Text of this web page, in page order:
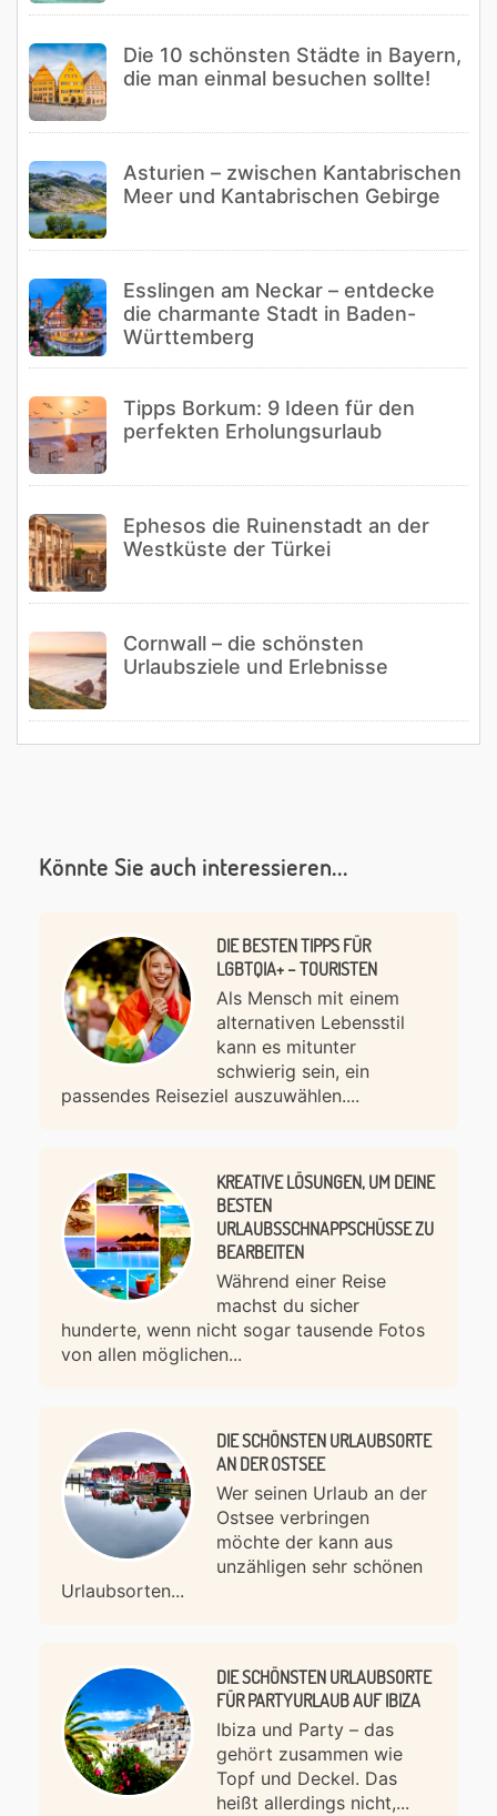
Die 10 schönsten Städte in Bayern,
die man einmal besuchen sollte!
Asturien – zwischen Kantabrischen
Meer und Kantabrischen Gebirge
Esslingen am Neckar – entdecke
die charmante Stadt in Baden-
Württemberg
Tipps Borkum: 9 Ideen für den
perfekten Erholungsurlaub
Ephesos die Ruinenstadt an der
Westküste der Türkei
Cornwall – die schönsten
Urlaubsziele und Erlebnisse
Könnte Sie auch interessieren...
DIE BESTEN TIPPS FÜR
LGBTQIA+ – TOURISTEN
Als Mensch mit einem
alternativen Lebensstil
kann es mitunter
schwierig sein, ein
passendes Reiseziel auszuwählen....
KREATIVE LÖSUNGEN, UM DEINE
BESTEN
URLAUBSSCHNAPPSCHÜSSE ZU
BEARBEITEN
Während einer Reise
machst du sicher
hunderte, wenn nicht sogar tausende Fotos
von allen möglichen...
DIE SCHÖNSTEN URLAUBSORTE
AN DER OSTSEE
Wer seinen Urlaub an der
Ostsee verbringen
möchte der kann aus
unzähligen sehr schönen
Urlaubsorten...
DIE SCHÖNSTEN URLAUBSORTE
FÜR PARTYURLAUB AUF IBIZA
Ibiza und Party – das
gehört zusammen wie
Topf und Deckel. Das
heißt allerdings nicht,...